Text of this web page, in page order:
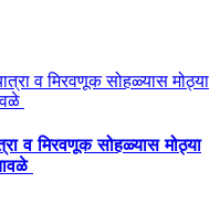
व मिरवणूक सोहळ्यास मोठ्या